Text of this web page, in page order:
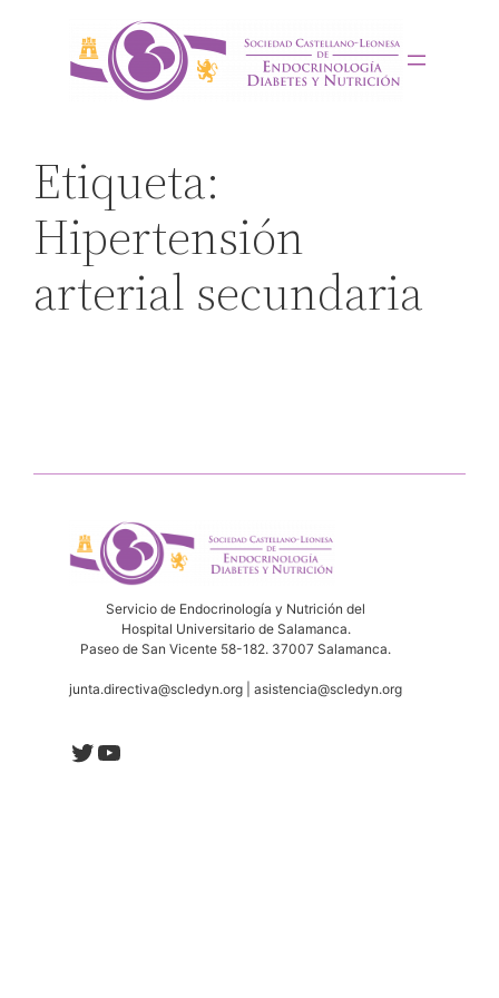
contenido
Etiqueta:
Hipertensión
arterial secundaria
Servicio de Endocrinología y Nutrición del
Hospital Universitario de Salamanca.
Paseo de San Vicente 58-182. 37007 Salamanca.
junta.directiva@scledyn.org | asistencia@scledyn.org
Twitter
YouTube